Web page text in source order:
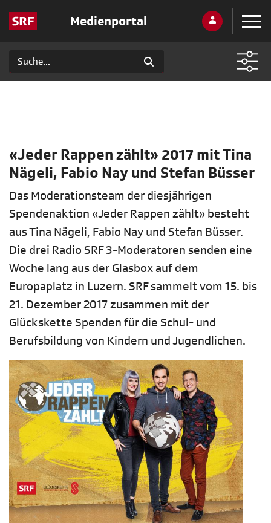
Medienportal
«Jeder Rappen zählt» 2017 mit Tina
Nägeli, Fabio Nay und Stefan Büsser
Das Moderationsteam der diesjährigen
Spendenaktion «Jeder Rappen zählt» besteht
aus Tina Nägeli, Fabio Nay und Stefan Büsser.
Die drei Radio SRF 3-Moderatoren senden eine
Woche lang aus der Glasbox auf dem
Europaplatz in Luzern. SRF sammelt vom 15. bis
21. Dezember 2017 zusammen mit der
Glückskette Spenden für die Schul- und
Berufsbildung von Kindern und Jugendlichen.